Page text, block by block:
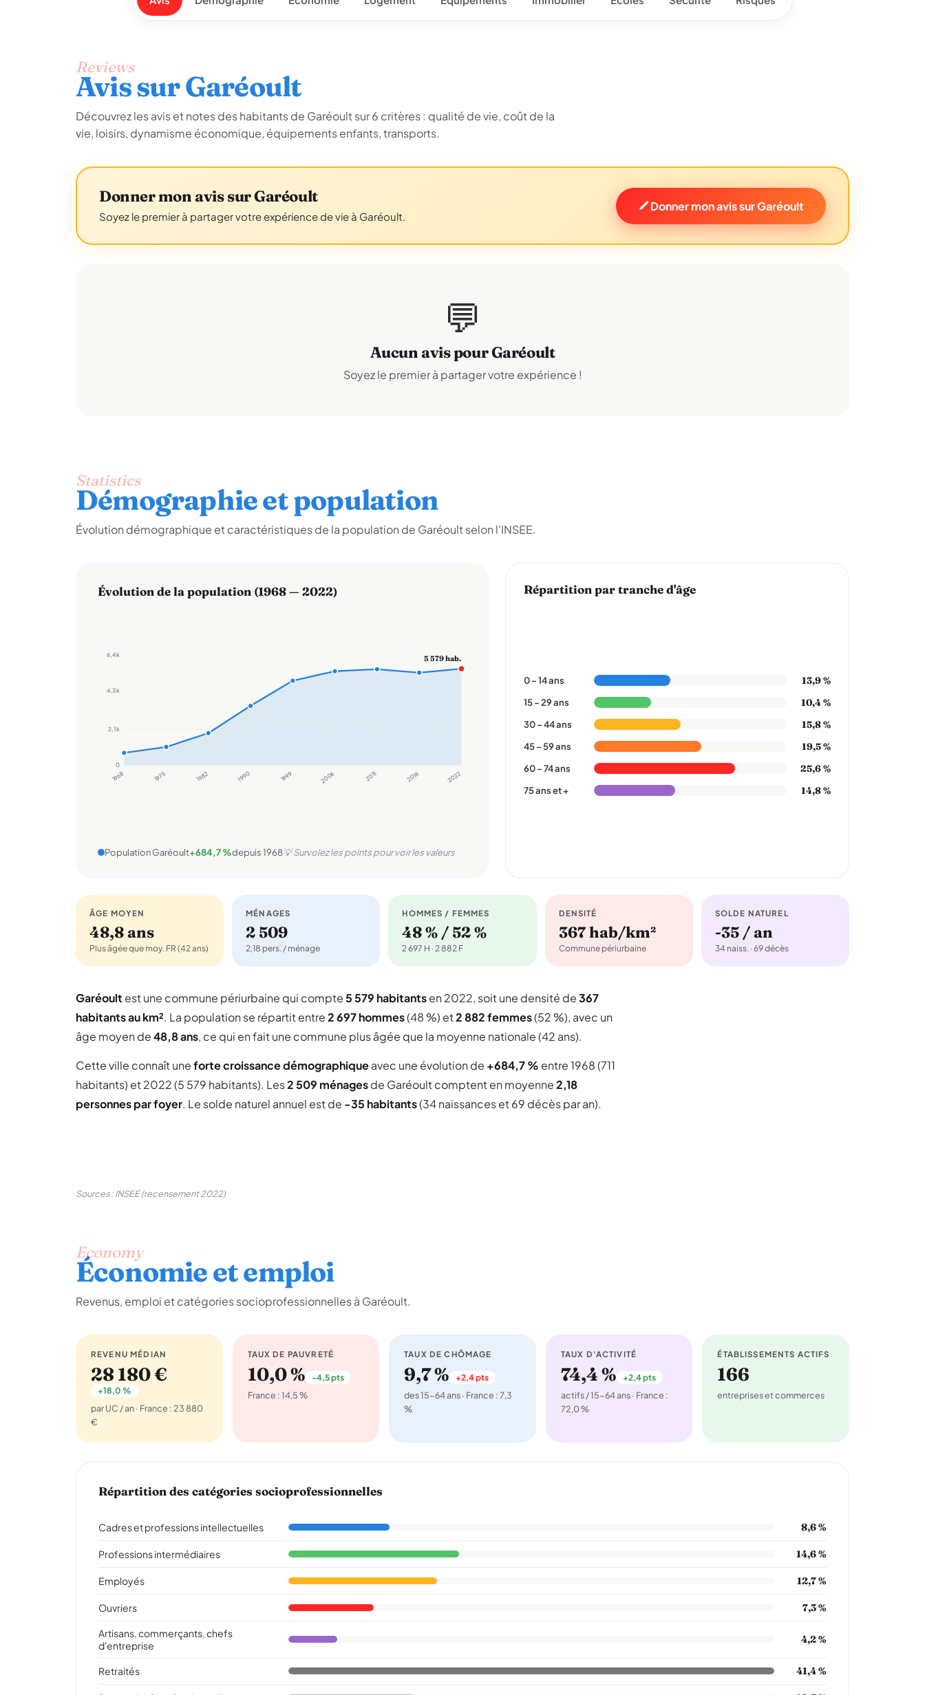
Reviews
Avis sur Garéoult
Découvrez les avis et notes des habitants de Garéoult sur 6 critères : qualité de vie, coût de la
vie, loisirs, dynamisme économique, équipements enfants, transports.
Donner mon avis sur Garéoult
Soyez le premier à partager votre expérience de vie à Garéoult.
Donner mon avis sur Garéoult
💬
Aucun avis pour Garéoult
Soyez le premier à partager votre expérience !
Statistics
Démographie et population
Évolution démographique et caractéristiques de la population de Garéoult selon l'INSEE.
Évolution de la population (1968 — 2022)
0
2,1 k
4,3 k
6,4 k
1968 1975 1982 1990 1999 2006 2011 2016 2022
5 579 hab.
Population Garéoult+684,7 %depuis 1968💡 Survolez les points pour voir les valeurs
Répartition par tranche d'âge
0 – 14 ans 13,9 %
15 – 29 ans 10,4 %
30 – 44 ans 15,8 %
45 – 59 ans 19,5 %
60 – 74 ans 25,6 %
75 ans et + 14,8 %
ÂGE MOYEN
48,8 ans
Plus âgée que moy. FR (42 ans)
MÉNAGES
2 509
2,18 pers. / ménage
HOMMES / FEMMES
48 % / 52 %
2 697 H · 2 882 F
DENSITÉ
367 hab/km²
Commune périurbaine
SOLDE NATUREL
-35 / an
34 naiss. · 69 décès
Garéoult est une commune périurbaine qui compte5 579 habitantsen 2022, soit une densité de367
habitants au km². La population se répartit entre2 697 hommes(48 %) et2 882 femmes(52 %), avec un
âge moyen de48,8 ans, ce qui en fait une commune plus âgée que la moyenne nationale (42 ans).
Cette ville connaît uneforte croissance démographiqueavec une évolution de +684,7 % entre 1968 (711
habitants) et 2022 (5 579 habitants). Les2 509 ménagesde Garéoult comptent en moyenne2,18
personnes par foyer. Le solde naturel annuel est de -35 habitants(34 naissances et 69 décès par an).
Sources : INSEE (recensement 2022)
Economy
Économie et emploi
Revenus, emploi et catégories socioprofessionnelles à Garéoult.
REVENU MÉDIAN
28 180 €
+18,0 %
par UC / an · France : 23 880
€
TAUX DE PAUVRETÉ
10,0 % -4,5 pts
France : 14,5 %
TAUX DE CHÔMAGE
9,7 % +2,4 pts
des 15-64 ans · France : 7,3
%
TAUX D'ACTIVITÉ
74,4 % +2,4 pts
actifs / 15-64 ans · France :
72,0 %
ÉTABLISSEMENTS ACTIFS
166
entreprises et commerces
Répartition des catégories socioprofessionnelles
Cadres et professions intellectuelles 8,6 %
Professions intermédiaires 14,6 %
Employés 12,7 %
Ouvriers 7,3 %
Artisans, commerçants, chefs
d'entreprise
4,2 %
Retraités 41,4 %